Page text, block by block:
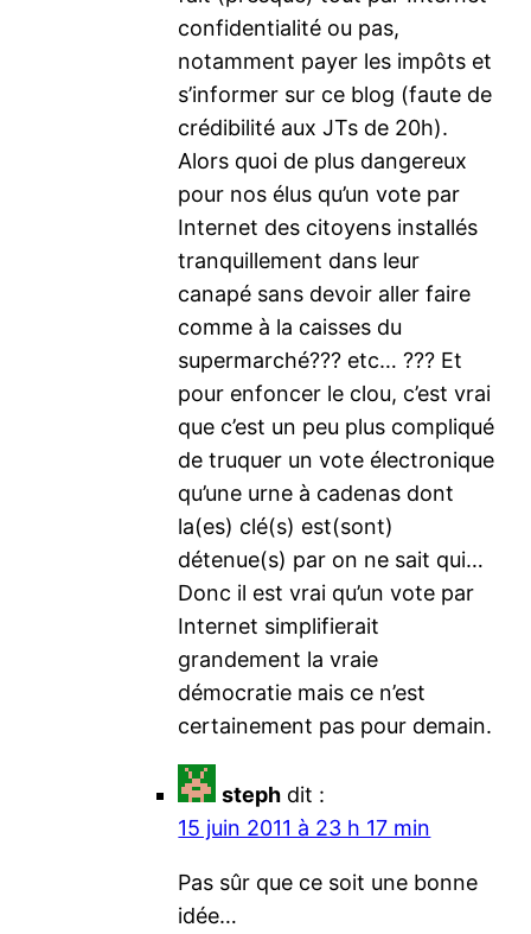
confidentialité ou pas,
notamment payer les impôts et
s’informer sur ce blog (faute de
crédibilité aux JTs de 20h).
Alors quoi de plus dangereux
pour nos élus qu’un vote par
Internet des citoyens installés
tranquillement dans leur
canapé sans devoir aller faire
comme à la caisses du
supermarché??? etc… ??? Et
pour enfoncer le clou, c’est vrai
que c’est un peu plus compliqué
de truquer un vote électronique
qu’une urne à cadenas dont
la(es) clé(s) est(sont)
détenue(s) par on ne sait qui…
Donc il est vrai qu’un vote par
Internet simplifierait
grandement la vraie
démocratie mais ce n’est
certainement pas pour demain.
steph dit :
15 juin 2011 à 23 h 17 min
Pas sûr que ce soit une bonne
idée…